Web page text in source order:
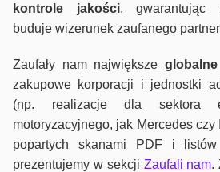
kontrole jakości, gwarantując
buduje wizerunek zaufanego
Zaufały nam największe
zakupowe korporacji i jednostki
(np. realizacje dla sektora
motoryzacyjnego, jak Mercedes
popartych skanami PDF i
prezentujemy w sekcji Zaufali nam.